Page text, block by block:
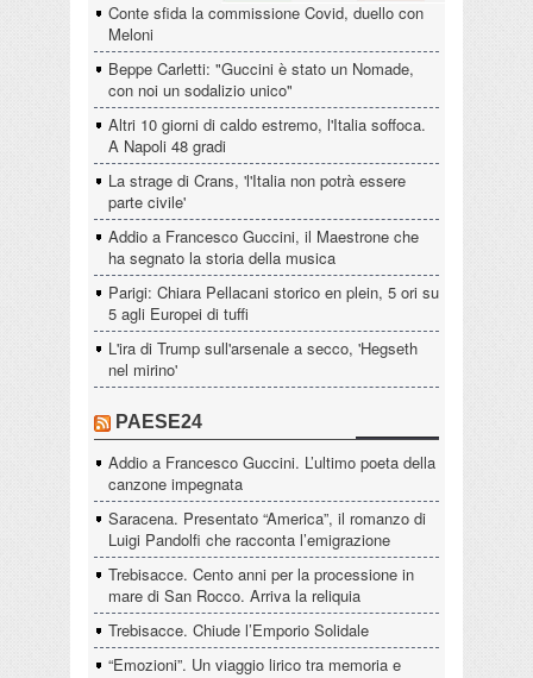
Conte sfida la commissione Covid, duello con
Meloni
Beppe Carletti: "Guccini è stato un Nomade,
con noi un sodalizio unico"
Altri 10 giorni di caldo estremo, l'Italia soffoca.
A Napoli 48 gradi
La strage di Crans, 'l'Italia non potrà essere
parte civile'
Addio a Francesco Guccini, il Maestrone che
ha segnato la storia della musica
Parigi: Chiara Pellacani storico en plein, 5 ori su
5 agli Europei di tuffi
L'ira di Trump sull'arsenale a secco, 'Hegseth
nel mirino'
PAESE24
Addio a Francesco Guccini. L’ultimo poeta della
canzone impegnata
Saracena. Presentato “America”, il romanzo di
Luigi Pandolfi che racconta l’emigrazione
Trebisacce. Cento anni per la processione in
mare di San Rocco. Arriva la reliquia
Trebisacce. Chiude l’Emporio Solidale
“Emozioni”. Un viaggio lirico tra memoria e